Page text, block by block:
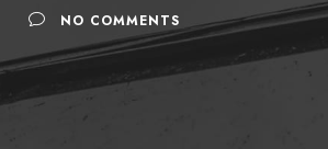
NO COMMENTS